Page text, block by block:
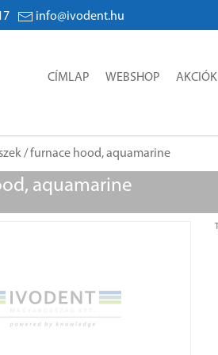
info@ivodent.hu
CÍMLAP WEBSHOP AKCIÓK
/ furnace hood, aquamarine
aquamarine